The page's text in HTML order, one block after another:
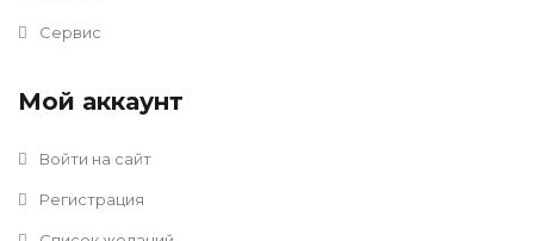
Сервис
Мой аккаунт
Войти на сайт
Регистрация